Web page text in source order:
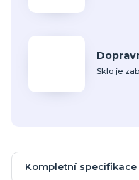
Sklo je
Kompletní specifikace